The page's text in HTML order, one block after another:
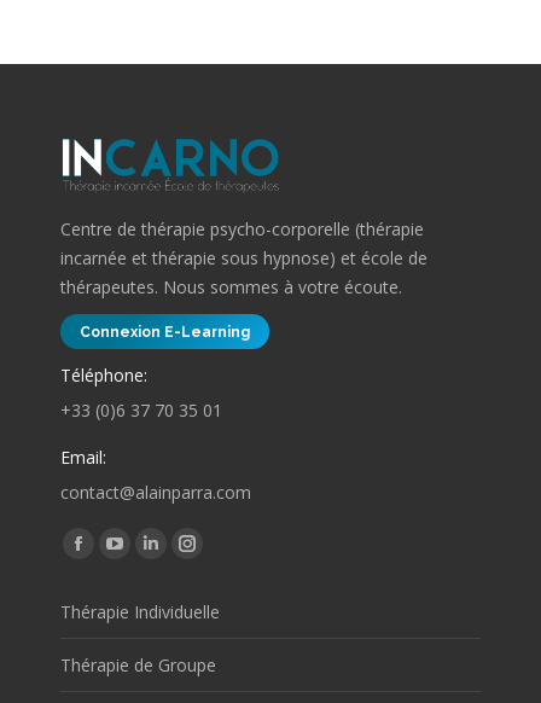
Centre de thérapie psycho-corporelle (thérapie
incarnée et thérapie sous hypnose) et école de
thérapeutes. Nous sommes à votre écoute.
Connexion E-Learning
Téléphone:
+33 (0)6 37 70 35 01
Email:
contact@alainparra.com
Trouvez nous sur :
Facebook
opens
new
YouTube
opens
LinkedIn
opens
Instagram
opens
new
Thérapie Individuelle
Thérapie de Groupe